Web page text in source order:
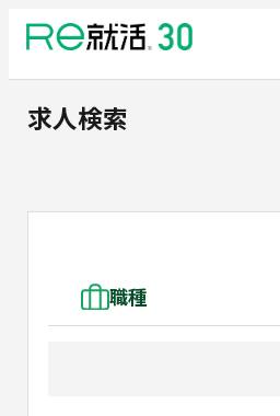
求人検索
職種